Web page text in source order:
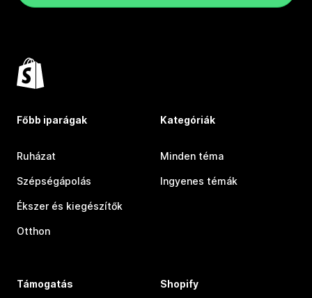
Főbb iparágak
Ruházat
Szépségápolás
Ékszer és kiegészítők
Otthon
Kategóriák
Minden téma
Ingyenes témák
Támogatás Shopify